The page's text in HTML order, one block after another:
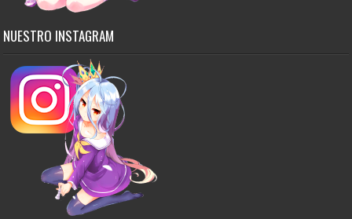
NUESTRO INSTAGRAM